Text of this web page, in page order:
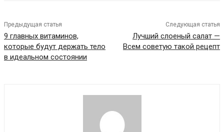
Предыдущая статья
9 главных витаминов,
которые будут держать тело
в идеальном состоянии
Следующая статья
Лучший слоеный салат —
Всем советую такой рецепт